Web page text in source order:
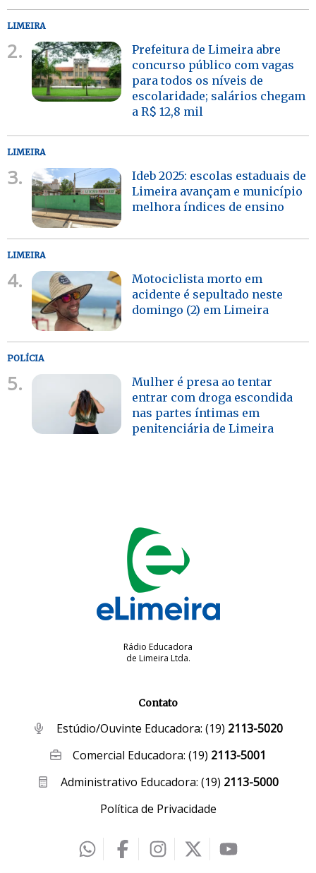
LIMEIRA
2.
Prefeitura de Limeira abre
concurso público com vagas
para todos os níveis de
escolaridade; salários chegam
a R$ 12,8 mil
LIMEIRA
3.
Ideb 2025: escolas estaduais de
Limeira avançam e município
melhora índices de ensino
LIMEIRA
4.
Motociclista morto em
acidente é sepultado neste
domingo (2) em Limeira
POLÍCIA
5.
Mulher é presa ao tentar
entrar com droga escondida
nas partes íntimas em
penitenciária de Limeira
Rádio Educadora
de Limeira Ltda.
Contato
Estúdio/Ouvinte Educadora: (19) 2113-5020
Comercial Educadora:(19) 2113-5001
Administrativo Educadora: (19) 2113-5000
Política de Privacidade